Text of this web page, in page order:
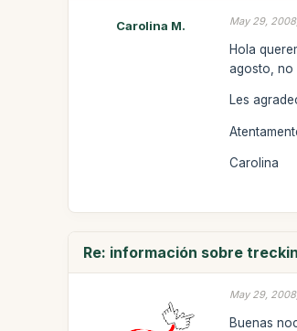
Carolina M. May 29,
Hola
agosto, no
Les
Carolina
Re: información sobre
May 29,
Buenas